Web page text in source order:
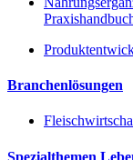
Branchenlösungen
Spezialthemen